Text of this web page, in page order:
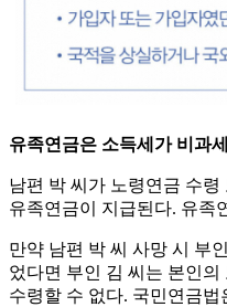
유족연금은 소득세가 비과
남편 박 씨가 노령연금 수령
유족연금이 지급된다. 유족
만약 남편 박 씨 사망 시 부
었다면 부인 김 씨는 본인
수령할 수 없다. 국민연금